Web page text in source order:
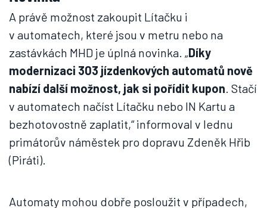
A právě možnost zakoupit Lítačku i
v automatech, které jsou v metru nebo na
zastávkách MHD je úplná novinka. „Díky
modernizaci 303 jízdenkových automatů nově
nabízí další možnost, jak si pořídit kupon. Stačí
v automatech načíst Lítačku nebo IN Kartu a
bezhotovostně zaplatit,“ informoval v lednu
primátorův náměstek pro dopravu Zdeněk Hřib
(Piráti).
Automaty mohou dobře posloužit v případech,